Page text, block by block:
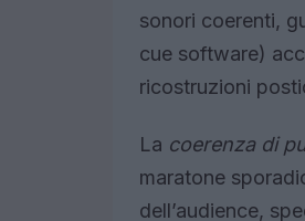
sonori coerenti,
cue software)
ricostruzioni
La coerenza di
maratone
dell’audience,